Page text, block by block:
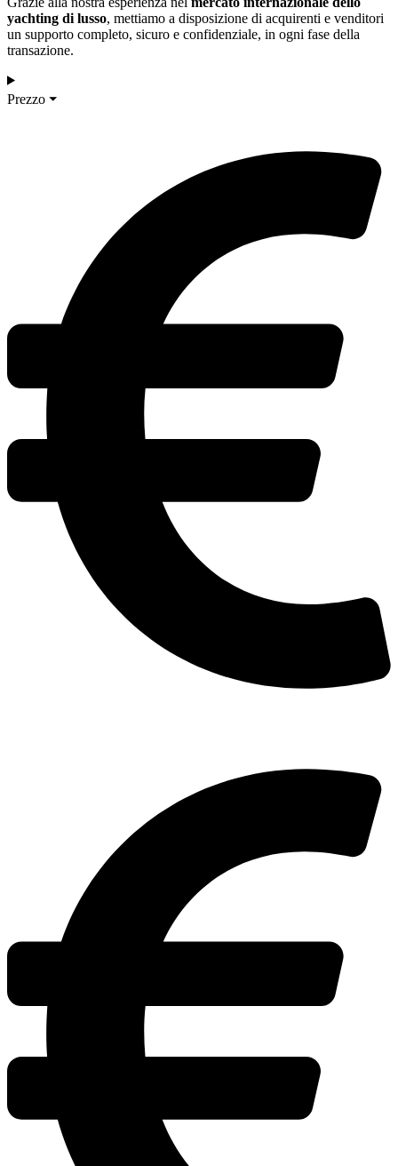
yachting di lusso, mettiamo a disposizione di acquirenti e venditori
un supporto completo, sicuro e confidenziale, in ogni fase della
transazione.
Prezzo ⏷